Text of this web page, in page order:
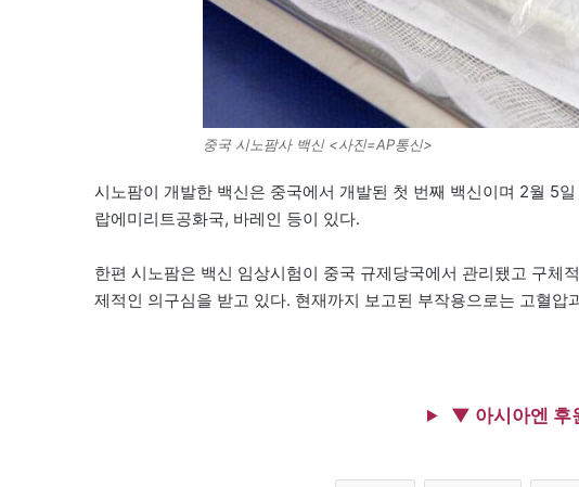
중국 시노팜사 백신 <사진=AP통신>
시노팜이 개발한 백신은 중국에서 개발된 첫 번째 백신이며 2월 5
랍에미리트공화국, 바레인 등이 있다.
한편 시노팜은 백신 임상시험이 중국 규제당국에서 관리됐고 구체
제적인 의구심을 받고 있다. 현재까지 보고된 부작용으로는 고혈
▼ 아시아엔 후